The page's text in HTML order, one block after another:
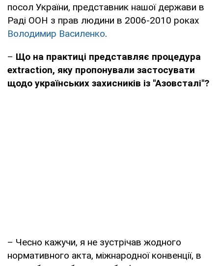
посол України, представник нашої держави в
Раді ООН з прав людини в 2006-2010 роках
Володимир Василенко.
– Що на практиці представляє процедура
extraction, яку пропонували застосувати
щодо українських захисників із "Азовсталі"?
– Чесно кажучи, я не зустрічав жодного
нормативного акта, міжнародної конвенції, в